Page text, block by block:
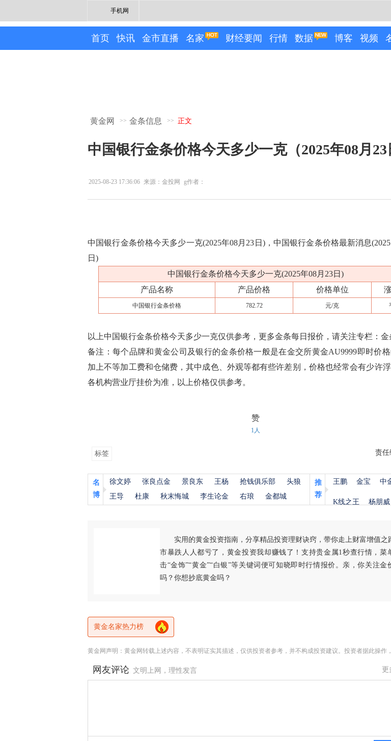
手机网
首页 快讯 金市直播 名家 财经要闻 行情 数据 博客 视频
黄金网 >> 金条信息 >> 正文
中国银行金条价格今天多少一克（2025年08月23
2025-08-23 17:36:06 来源：金投网 g作者：
中国银行金条价格今天多少一克(2025年08月23日)，中国银行金条价格最新消息
日)
中国银行金条价格今天多少一克(2025年08月23日)
产品名称
产品价格 价格单位
中国银行金条价格 782.72 元/克
以上中国银行金条价格今天多少一克仅供参考，更多金条每日报价，请关注专栏：金
备注：每个品牌和黄金公司及银行的金条价格一般是在金交所黄金AU9999即时价
加上不等加工费和仓储费，其中成色、外观等都有些许差别，价格也经常会有少许
各机构营业厅挂价为准，以上价格仅供参考。
赞
1人
标签 责任
名
博
徐文婷 张良点金 景良东 王杨 抢钱俱乐部
头狼
王导
杜康 秋末悔城 李生论金 右琅 金都城
推
荐
王鹏 金宝 中
K线之王 杨朋威
实用的黄金投资指南，分享精品投资理财诀窍，带你走上财富增值之
市暴跌人人都亏了，黄金投资我却赚钱了！支持贵金属1秒查行情，菜
击“金饰”“黄金”“白银”等关键词便可知晓即时行情报价。亲，你关注金
吗？你想抄底黄金吗？
黄金名家热力榜
黄金网声明：黄金网转载上述内容，不表明证实其描述，仅供投资者参考，并不构成投资建议。投资者据此操作
更
网友评论 文明上网，理性发言